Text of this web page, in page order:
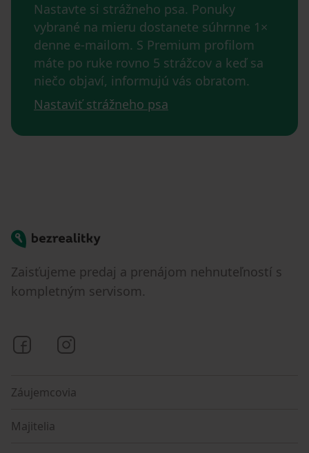
Nastavte si strážneho psa. Ponuky
vybrané na mieru dostanete súhrnne 1×
denne e-mailom. S Premium profilom
máte po ruke rovno 5 strážcov a keď sa
niečo objaví, informujú vás obratom.
Nastaviť strážneho psa
Bezrealitky
Zaisťujeme predaj a prenájom nehnuteľností s
kompletným servisom.
Bezrealitky na Facebooku
Záujemcovia
Majitelia